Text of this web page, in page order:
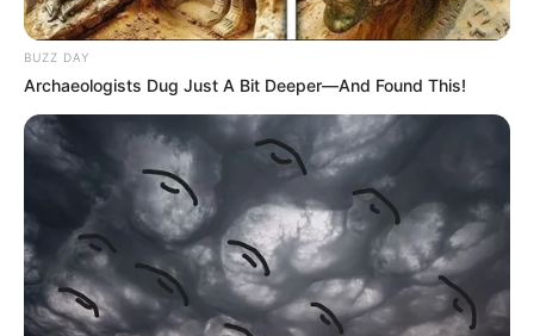
BUZZ DAY
Archaeologists Dug Just A Bit Deeper—And Found This!